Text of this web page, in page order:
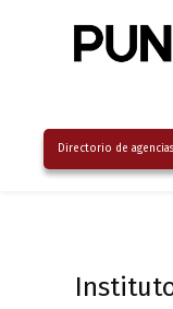
Directorio de